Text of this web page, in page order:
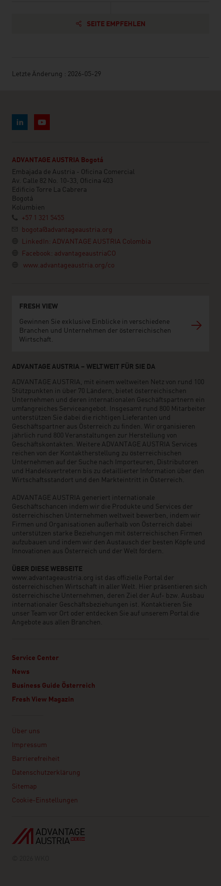
SEITE EMPFEHLEN
Letzte Änderung : 2026-05-29
ADVANTAGE AUSTRIA Bogotá
Embajada de Austria - Oficina Comercial
Av. Calle 82 No. 10-33, Oficina 403
Edificio Torre La Cabrera
Bogotá
Kolumbien
+57 1 321 5455
bogota@advantageaustria.org
LinkedIn: ADVANTAGE AUSTRIA Colombia
Facebook: advantageaustriaCO
www.advantageaustria.org/co
FRESH VIEW
Gewinnen Sie exklusive Einblicke in verschiedene
Branchen und Unternehmen der österreichischen
Wirtschaft.
ADVANTAGE AUSTRIA – WELTWEIT FÜR SIE DA
ADVANTAGE AUSTRIA, mit einem weltweiten Netz von rund 100
Stützpunkten in über 70 Ländern, bietet österreichischen
Unternehmen und deren internationalen Geschäftspartnern ein
umfangreiches Serviceangebot. Insgesamt rund 800 Mitarbeiter
unterstützen Sie dabei die richtigen Lieferanten und
Geschäftspartner aus Österreich zu finden. Wir organisieren
jährlich rund 800 Veranstaltungen zur Herstellung von
Geschäftskontakten. Weitere ADVANTAGE AUSTRIA Services
reichen von der Kontaktherstellung zu österreichischen
Unternehmen auf der Suche nach Importeuren, Distributoren
und Handelsvertretern bis zu detaillierter Information über den
Wirtschaftsstandort und den Markteintritt in Österreich.
ADVANTAGE AUSTRIA generiert internationale
Geschäftschancen indem wir die Produkte und Services der
österreichischen Unternehmen weltweit bewerben, indem wir
Firmen und Organisationen außerhalb von Österreich dabei
unterstützen starke Beziehungen mit österreichischen Firmen
aufzubauen und indem wir den Austausch der besten Köpfe und
Innovationen aus Österreich und der Welt fördern.
ÜBER DIESE WEBSEITE
www.advantageaustria.org ist das offizielle Portal der
österreichischen Wirtschaft in aller Welt. Hier präsentieren sich
österreichische Unternehmen, deren Ziel der Auf- bzw. Ausbau
internationaler Geschäftsbeziehungen ist. Kontaktieren Sie
unser Team vor Ort oder entdecken Sie auf unserem Portal die
Angebote aus allen Branchen.
Service Center
News
Business Guide Österreich
Fresh View Magazin
Über uns
Impressum
Barrierefreiheit
Datenschutzerklärung
Sitemap
Cookie-Einstellungen